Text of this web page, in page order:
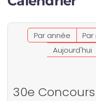
Par année
Aujourd'hui
30e